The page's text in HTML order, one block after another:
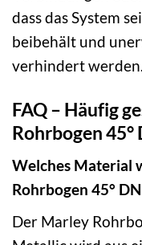
dass das System
beibehält und
verhindert werden.
FAQ – Häufig
Rohrbogen
Welches Material
Rohrbogen 45°
Der Marley